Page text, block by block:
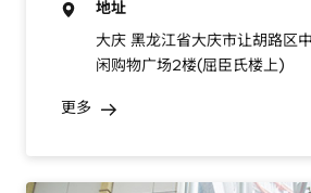
地址
大庆 黑龙江省大庆市让胡路区
闲购物广场2楼(屈臣氏楼上)
更多